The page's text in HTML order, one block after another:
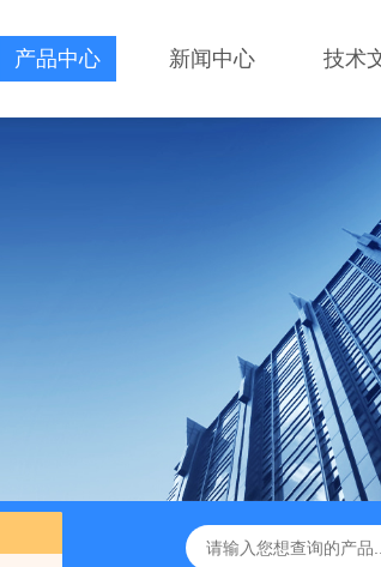
产品中心 新闻中心 技术
人源肿瘤组织异种移植（PDX